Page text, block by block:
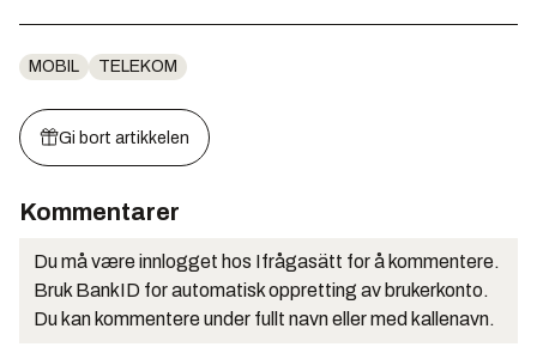
MOBIL TELEKOM
Gi bort artikkelen
Kommentarer
Du må være innlogget hos Ifrågasätt for å kommentere.
Bruk BankID for automatisk oppretting av brukerkonto.
Du kan kommentere under fullt navn eller med kallenavn.